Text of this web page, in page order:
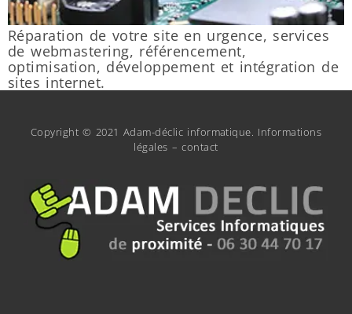
Réparation de votre site en urgence, services
de webmastering, référencement,
optimisation, développement et intégration de
sites internet.
Copyright © 2021 Adam-déclic informatique. Informations
légales –contact